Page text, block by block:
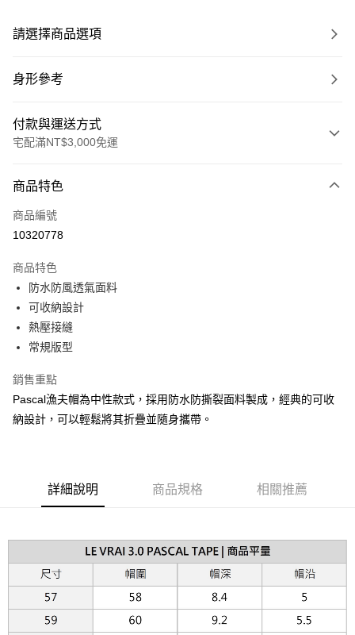
請選擇商品選項
身形參考
付款與運送方式
宅配滿NT$3,000免運
信用卡一次付款
信用卡分期付款
合作金庫商業銀行
華南商業銀行
上海商業儲蓄銀行
國泰世華商業銀行
臺灣中小企業銀行
聯邦商業銀行
元大商業銀行
永豐商業銀行
台新國際商業銀行
中國信託商業銀行
LINE Pay
Apple Pay
街口支付
全盈+PAY
AFTEE先享後付
便利好安心！
１．簡單：不需註冊會員、不需綁卡、不需儲值。
【「AFTEE先享後付」結帳流程】
１．於結帳方式選擇「AFTEE先享後付」後，將跳轉至「AFTEE先享後付」
結帳頁面，進行簡訊認證並確認金額後，即可完成結帳。
２．訂單成立數日內，您將收到繳費通知簡訊。
３．收到繳費通知簡訊後14天內，點擊此簡訊中的連結，可透過四大超商／
黑貓宅急便配送到府
每筆NT$120，滿NT$3,000(含以上)免運費
商品特色
商品編號
10320778
商品特色
防水防風透氣面料
可收納設計
熱壓接縫
常規版型
銷售重點
Pascal漁夫帽為中性款式，採用防水防撕裂面料製成，經典的可收
納設計，可以輕鬆將其折疊並隨身攜帶。
詳細說明 商品規格 相關推薦